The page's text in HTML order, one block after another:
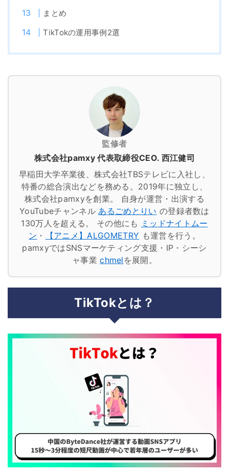
まとめ
TikTokの運用事例2選
監修者
株式会社pamxy 代表取締役CEO. 西江健司
早稲田大学卒業後、株式会社TBSテレビに入社し、
特番の総合演出などを務める。2019年に独立し、
株式会社pamxyを創業。
自身が運営・出演する
YouTubeチャンネル あるごめとりい の登録者数は
130万人を超える。
その他にも ミッドナイトムー
ン ・ 【アニメ】ALGOMETRY も運営を行う。
pamxyではSNSマーケティング支援・IP・シーシ
ャ事業chmel を展開。
TikTokとは？